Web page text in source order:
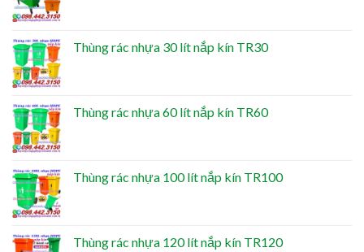
Thùng rác nhựa 30 lít nắp kín TR30
Thùng rác nhựa 60 lít nắp kín TR60
Thùng rác nhựa 100 lít nắp kín TR100
Thùng rác nhựa 120 lít nắp kín TR120